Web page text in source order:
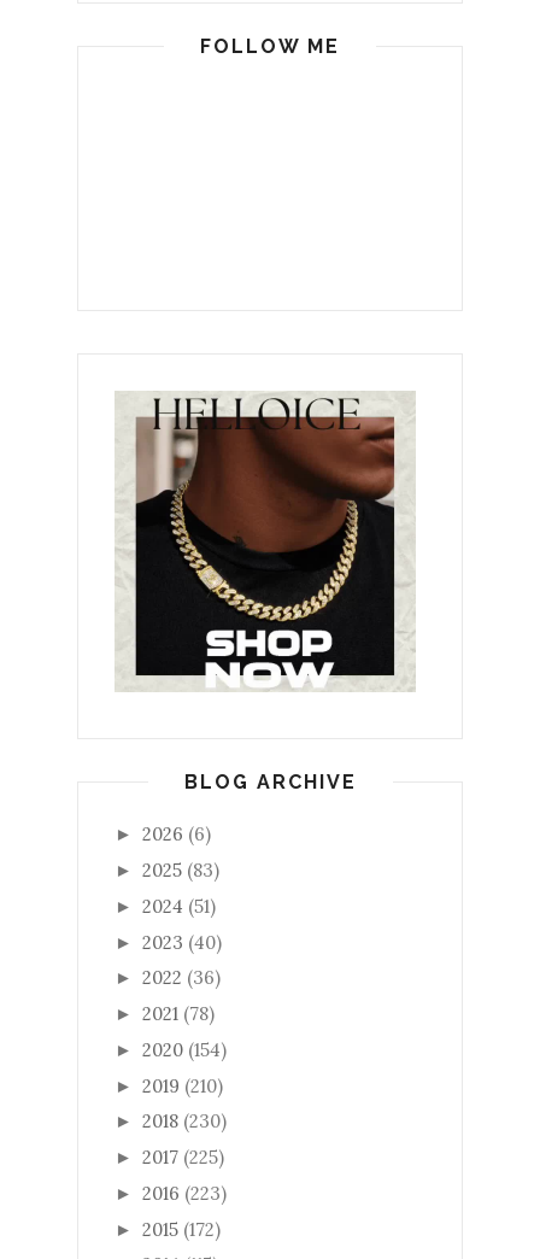
FOLLOW ME
BLOG ARCHIVE
► 2026 (6)
► 2025 (83)
► 2024 (51)
► 2023 (40)
► 2022 (36)
► 2021 (78)
► 2020 (154)
► 2019 (210)
► 2018 (230)
► 2017 (225)
► 2016 (223)
► 2015 (172)